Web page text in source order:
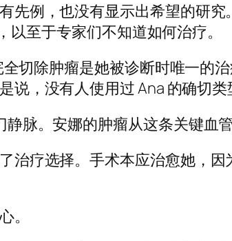
先例，也没有显示出希望的研
至于专家们不知道如何治疗。
切除肿瘤是她被诊断时唯一的
，没有人使用过 Ana 的确切类
脉。安娜的肿瘤从这条关键血
治疗选择。手术本应治愈她，
。